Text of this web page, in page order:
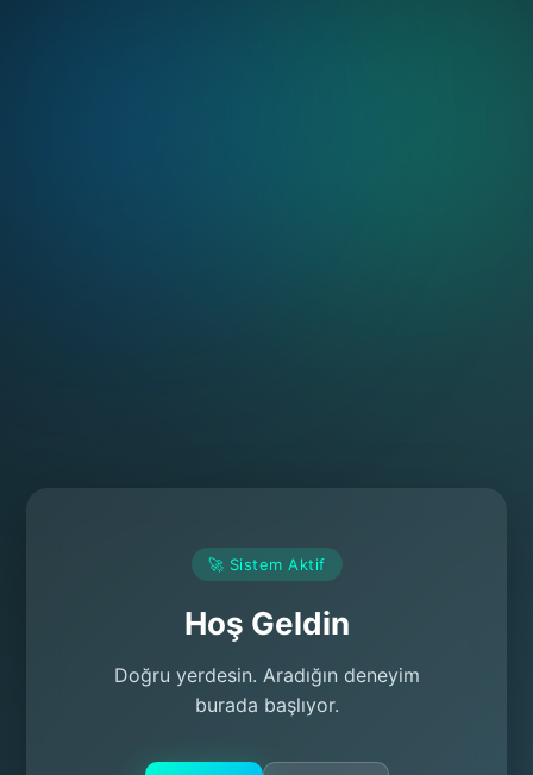
🚀 Sistem Aktif
Hoş Geldin
Doğru yerdesin. Aradığın deneyim
burada başlıyor.